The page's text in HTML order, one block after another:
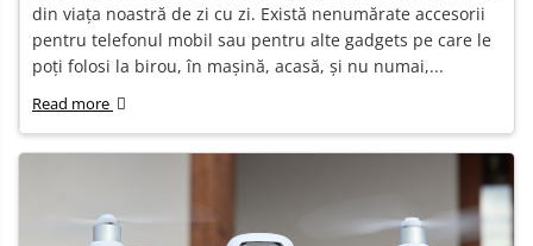
din viața noastră de zi cu zi. Există nenumărate accesorii
pentru telefonul mobil sau pentru alte gadgets pe care le
poți folosi la birou, în mașină, acasă, și nu numai,...
Read more